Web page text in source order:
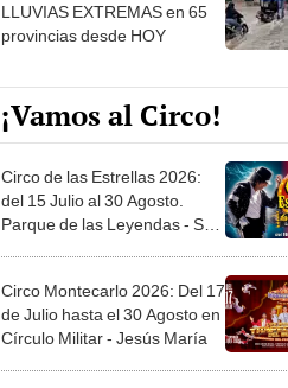
LLUVIAS EXTREMAS en 65
provincias desde HOY
¡Vamos al Circo!
Circo de las Estrellas 2026:
del 15 Julio al 30 Agosto.
Parque de las Leyendas - San
Circo Montecarlo 2026: Del 17
de Julio hasta el 30 Agosto en
Círculo Militar - Jesús María